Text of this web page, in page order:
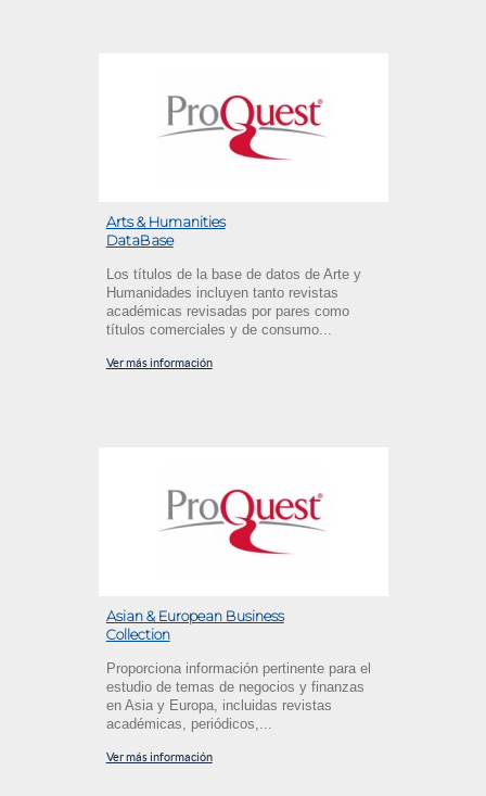
Arts & Humanities
DataBase
Los títulos de la base de datos de Arte y
Humanidades incluyen tanto revistas
académicas revisadas por pares como
títulos comerciales y de consumo...
Ver más información
Asian & European Business
Collection
Proporciona información pertinente para el
estudio de temas de negocios y finanzas
en Asia y Europa, incluidas revistas
académicas, periódicos,...
Ver más información